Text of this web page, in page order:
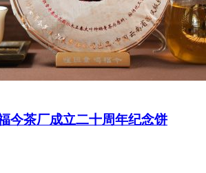
今茶厂成立二十周年纪念饼